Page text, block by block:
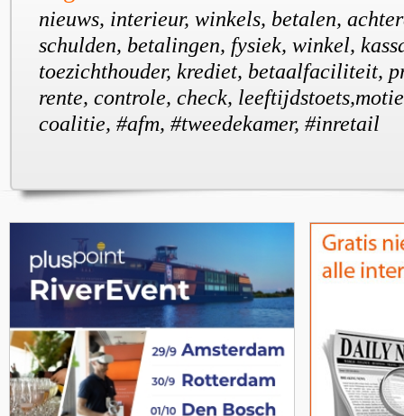
nieuws, interieur, winkels, betalen,
schulden, betalingen, fysiek, winkel,
toezichthouder, krediet, betaalfaciliteit,
rente, controle, check,
coalitie, #afm, #tweedekamer, #inretail